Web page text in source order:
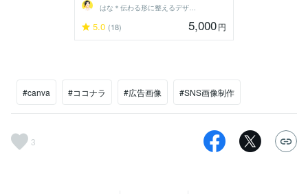
はな＊伝わる形に整えるデザイン秘書
5.0 (18) 5,000円
#canva #ココナラ #広告画像 #SNS画像制作
3